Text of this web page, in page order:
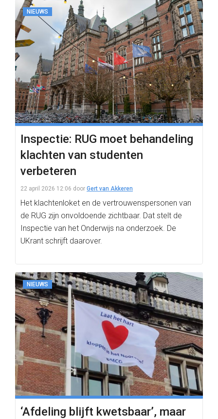
NIEUWS
Inspectie: RUG moet behandeling
klachten van studenten
verbeteren
22 april 2026 12:06 door Gert van Akkeren
Het klachtenloket en de vertrouwenspersonen van
de RUG zijn onvoldoende zichtbaar. Dat stelt de
Inspectie van het Onderwijs na onderzoek. De
UKrant schrijft daarover.
NIEUWS
‘Afdeling blijft kwetsbaar’, maar